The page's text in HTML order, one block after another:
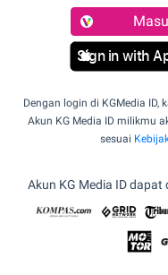
Sign in with
Dengan login di KGMedia
Akun KG Media ID milikmu
sesuai
Akun KG Media ID